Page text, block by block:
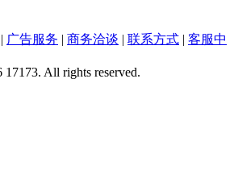
| 广告服务 | 商务洽谈 | 联系方式 | 客服中
All rights reserved.